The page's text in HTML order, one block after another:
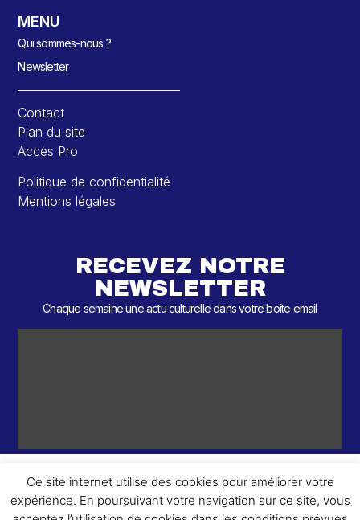
MENU
Qui sommes-nous ?
Newsletter
Contact
Plan du site
Accès Pro
Politique de confidentialité
Mentions légales
RECEVEZ NOTRE
NEWSLETTER
Chaque semaine une actu culturelle dans votre boîte email
© 2026 – 2 ème Round – Tous droits réservés.
Ce site internet utilise des cookies pour améliorer votre
expérience. En poursuivant votre navigation sur ce site, vous